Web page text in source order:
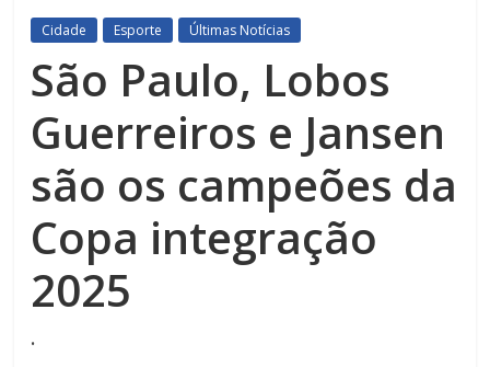
Cidade Esporte Últimas Notícias
São Paulo, Lobos
Guerreiros e Jansen
são os campeões da
Copa integração
2025
.